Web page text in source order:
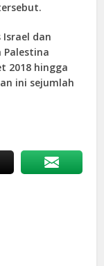
dan
Palestina
2018 hingga
ini sejumlah